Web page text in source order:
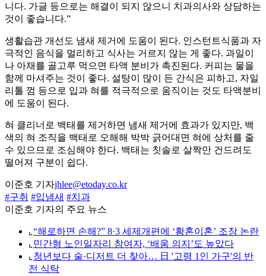
니다. 가글 등으로는 해결이 되지 않으니 치과의사와 상담하는
것이 좋습니다.”
생활습관 개선도 냄새 제거에 도움이 된다. 인스턴트식품과 자
극적인 음식을 멀리하고 식사는 거르지 않는 게 좋다. 과일이
나 아채를 골고루 먹으면 타액 분비가 촉진된다. 커피는 물을
함께 마셔주는 것이 좋다. 설탕이 많이 든 간식은 피하고, 자일
리톨 껌 등으로 입과 혀를 적극적으로 움직이는 것도 타액분비
에 도움이 된다.
혀 클리너로 백태를 제거하면 냄새 제거에 효과가 있지만, 백
색의 혀 조직을 백태로 오해해 박박 긁어대면 혀에 상처를 줄
수 있으므로 조심해야 한다. 백태는 칫솔로 살짝만 건드려도
떨어져 구분이 쉽다.
이준호 기자jhlee@etoday.co.kr
#구취 #입냄새 #치과
이준호 기자의 주요 뉴스
⌞ “해로하면 손해?” 8·3 세제개편에 ‘황혼이혼’ 조장 논란
⌞ 민간형 노인일자리 참여자, ‘배움 의지’도 높았다
⌞ 청년보다 술·디저트 더 찾아… 日 '고령 1인 가구'의 반
전 식탁